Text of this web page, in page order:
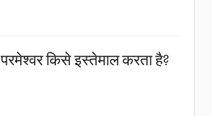
परमेश्वर किसे इस्तेमाल करता है?